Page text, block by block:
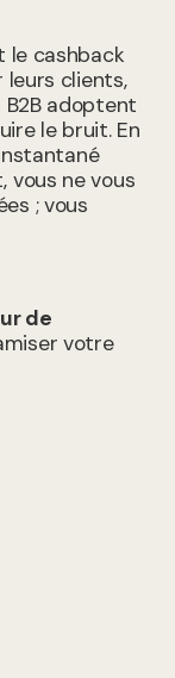
le cashback
leurs clients,
adoptent
le bruit. En
vous ne vous
; vous
de
votre